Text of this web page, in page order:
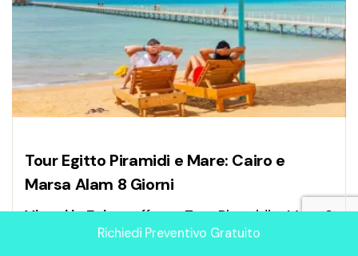
Tour Egitto Piramidi e Mare: Cairo e
Marsa Alam 8 Giorni
Viaggi in Egittoofferte: Tour Piramidi e Mare 8
giorni tra Il Cairo e Marsa Alam. Scopri le
Richiedi Preventivo Gratuito